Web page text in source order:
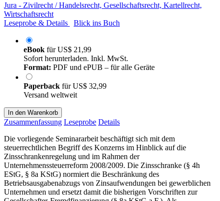
Jura - Zivilrecht / Handelsrecht, Gesellschaftsrecht, Kartellrecht,
Wirtschaftsrecht
Leseprobe & Details
Blick ins Buch
eBook fürUS$ 21,99
Sofort herunterladen. Inkl. MwSt.
Format: PDF und ePUB – für alle Geräte
Paperback fürUS$ 32,99
Versand weltweit
In den Warenkorb
Zusammenfassung Leseprobe Details
Die vorliegende Seminararbeit beschäftigt sich mit dem
steuerrechtlichen Begriff des Konzerns im Hinblick auf die
Zinsschrankenregelung und im Rahmen der
Unternehmenssteuerreform 2008/2009. Die Zinsschranke (§ 4h
EStG, § 8a KStG) normiert die Beschränkung des
Betriebsausgabenabzugs von Zinsaufwendungen bei gewerblichen
Unternehmen und ersetzt damit die bisherigen Vorschriften zur